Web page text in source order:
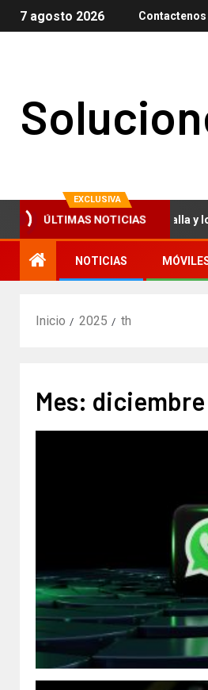
7 agosto 2026 Contactenos
EXCLUSIVA
ÚLTIMAS NOTICIAS
punto azul en tu pantalla y los
NOTICIAS
Inicio 2025 th
Mes: